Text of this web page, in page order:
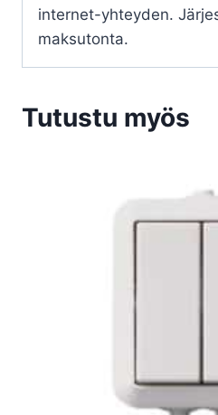
internet-yhteyden.
maksutonta.
Tutustu myös